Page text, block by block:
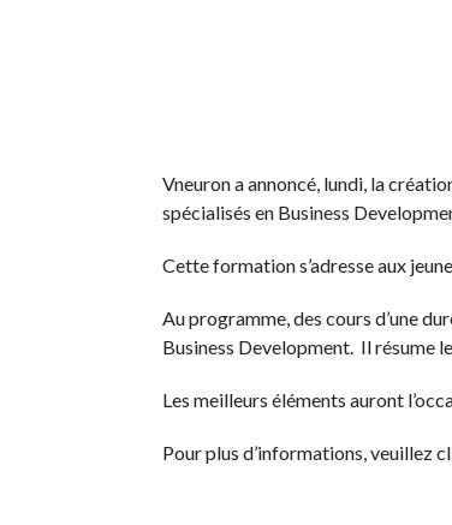
Vneuron a annoncé, lundi, la
spécialisés en Business
Cette formation s’adresse aux
Au programme, des cours d’une
Business Development. Il résume
Les meilleurs éléments auront
Pour plus d’informations, veuillez